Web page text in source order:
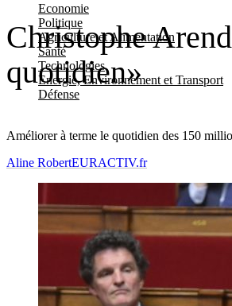
Economie
Politique
Agriculture et Alimentation
Santé
Technologies
Energie, Environnement et Transport
Défense
Christophe
quotidien»
Améliorer à terme le quotidien des 150
Aline RobertEURACTIV.fr